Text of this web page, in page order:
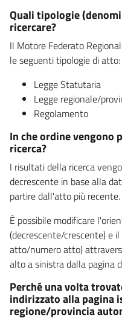
Quali tipologie
ricercare?
Il Motore Federato
le seguenti tipologie di atto:
Legge Statutaria
Legge regionale/
Regolamento
In che ordine
ricerca?
I risultati della ricerca
decrescente in base alla
partire dall'atto più recente.
È possibile modificare
(decrescente/crescente) e
atto/numero atto)
alto a sinistra dalla pagina
Perché una volta
indirizzato alla pagina
regione/provincia